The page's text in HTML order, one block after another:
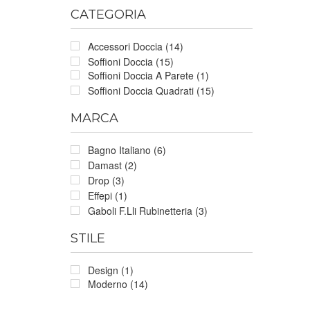
CATEGORIA
Accessori Doccia (14)
Soffioni Doccia (15)
Soffioni Doccia A Parete (1)
Soffioni Doccia Quadrati (15)
MARCA
Bagno Italiano (6)
Damast (2)
Drop (3)
Effepi (1)
Gaboli F.Lli Rubinetteria (3)
STILE
Design (1)
Moderno (14)